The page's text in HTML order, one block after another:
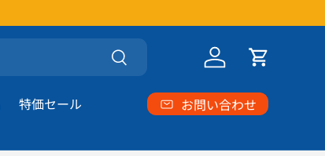
検索 ログインカート
特価セール
お問い合わせ